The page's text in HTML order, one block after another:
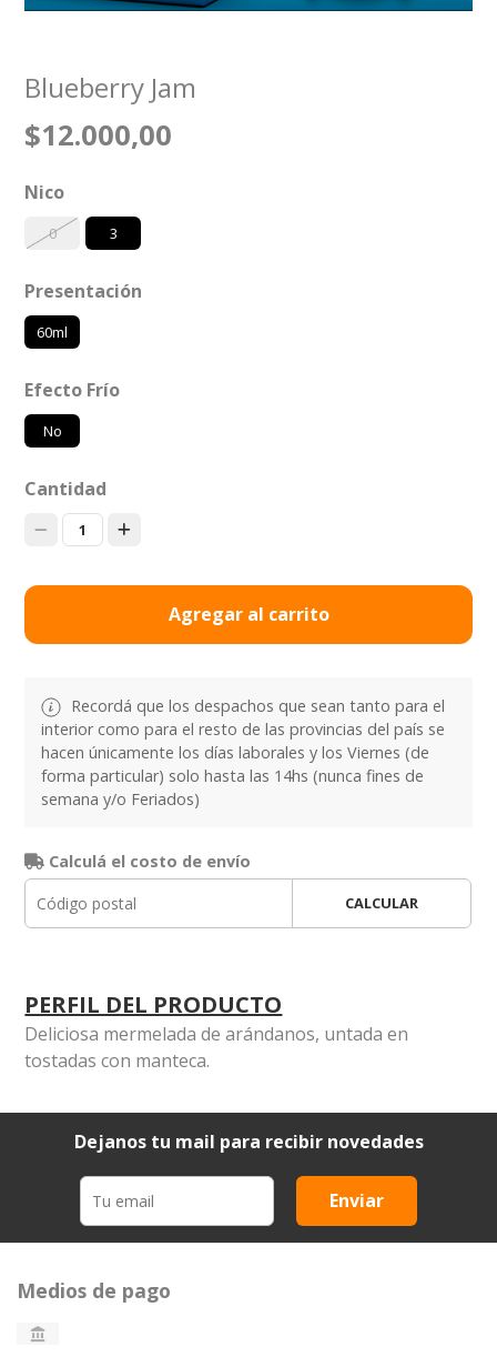
Blueberry Jam
$12.000,00
Nico
0 3
Presentación
60ml
Efecto Frío
No
Cantidad
1
Agregar al carrito
Recordá que los despachos que sean tanto para el
interior como para el resto de las provincias del país se
hacen únicamente los días laborales y los Viernes (de
forma particular) solo hasta las 14hs (nunca fines de
semana y/o Feriados)
Calculá el costo de envío
CALCULAR
PERFIL DEL PRODUCTO
Deliciosa mermelada de arándanos, untada en
tostadas con manteca.
Dejanos tu mail para recibir novedades
Enviar
Medios de pago